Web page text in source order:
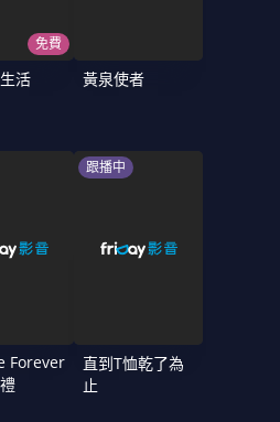
免費
活 黃泉使者
Forever
跟播中
直到T恤乾了為
止